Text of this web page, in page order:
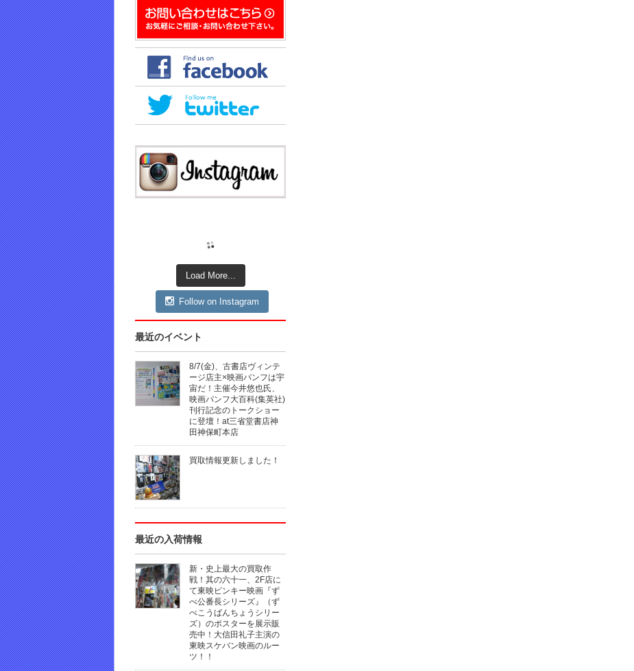
Load More...
Follow on Instagram
最近のイベント
8/7(金)、古書店ヴィンテ
ージ店主×映画パンフは宇
宙だ！主催今井悠也氏、
映画パンフ大百科(集英社)
刊行記念のトークショー
に登壇！at三省堂書店神
田神保町本店
買取情報更新しました！
最近の入荷情報
新・史上最大の買取作
戦！其の六十一、2F店に
て東映ピンキー映画『ず
べ公番長シリーズ』（ず
べこうばんちょうシリー
ズ）のポスターを展示販
売中！大信田礼子主演の
東映スケバン映画のルー
ツ！！